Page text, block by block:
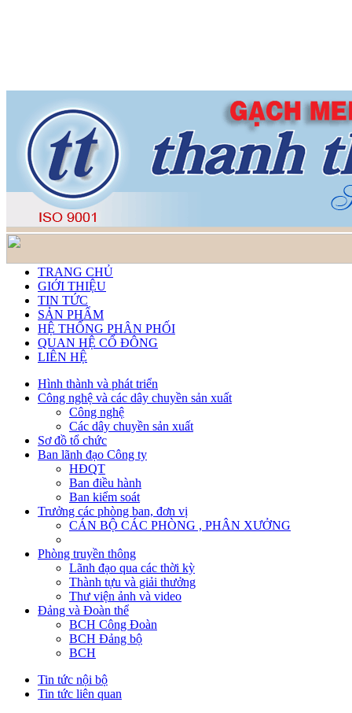
TRANG CHỦ
GIỚI THIỆU
TIN TỨC
SẢN PHẨM
HỆ THỐNG PHÂN PHỐI
QUAN HỆ CỔ ĐÔNG
LIÊN HỆ
Hình thành và phát triển
Công nghệ và các dây chuyền sản xuất
Công nghệ
Các dây chuyền sản xuất
Sơ đồ tổ chức
Ban lãnh đạo Công ty
HĐQT
Ban điều hành
Ban kiểm soát
Trưởng các phòng ban, đơn vị
CÁN BỘ CÁC PHÒNG , PHÂN XƯỞNG
Phòng truyền thông
Lãnh đạo qua các thời kỳ
Thành tựu và giải thưởng
Thư viện ảnh và video
Đảng và Đoàn thể
BCH Công Đoàn
BCH Đảng bộ
BCH
Tin tức nội bộ
Tin tức liên quan